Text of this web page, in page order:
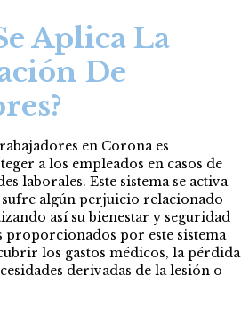
Aplica La
De
en Corona es
a los empleados en casos de
laborales. Este sistema se activa
algún perjuicio relacionado
así su bienestar y seguridad
proporcionados por este sistema
los gastos médicos, la pérdida
derivadas de la lesión o